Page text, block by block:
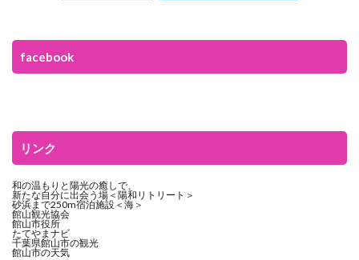
facebook
リンク
和の温もりと陽光の癒しで、
新たな自分に出会う場＜陽和リトリート＞
砂浜まで250m宿泊施設＜海＞
館山観光協会
館山市役所
たてやまナビ
千葉県館山市の観光
館山市の天気